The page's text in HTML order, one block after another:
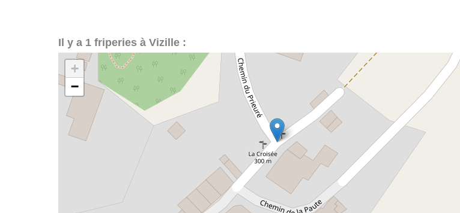
Il y a 1 friperies à Vizille :
+
−